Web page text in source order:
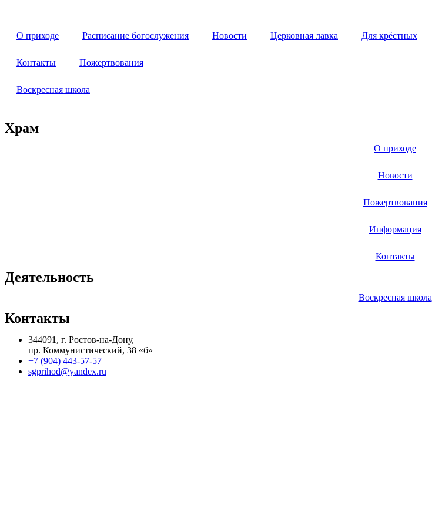
содержимому
О приходе Расписание богослужения Новости Церковная лавка Для крёстных
Контакты Пожертвования
Воскресная школа
Храм
О приходе
Новости
Пожертвования
Информация
Контакты
Деятельность
Воскресная школа
Контакты
344091, г. Ростов-на-Дону,
пр. Коммунистический, 38 «б»
+7 (904) 443-57-57
sgprihod@yandex.ru